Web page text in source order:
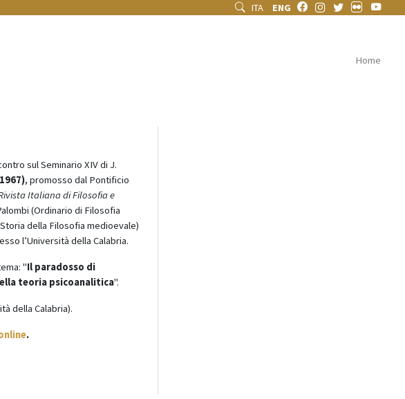
ITA ENG
Home
sul Seminario XIV di J.
, promosso dal Pontificio
Italiana di Filosofia e
(Ordinario di Filosofia
della Filosofia medioevale)
l’Università della Calabria.
"Il paradosso di
teoria psicoanalitica".
della Calabria).
.